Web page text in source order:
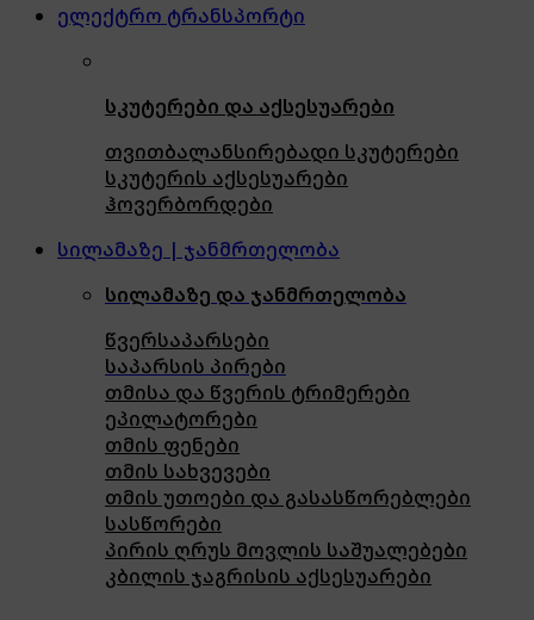
ელექტრო ტრანსპორტი
სკუტერები და აქსესუარები
თვითბალანსირებადი სკუტერები
სკუტერის აქსესუარები
ჰოვერბორდები
სილამაზე | ჯანმრთელობა
სილამაზე და ჯანმრთელობა
წვერსაპარსები
საპარსის პირები
თმისა და წვერის ტრიმერები
ეპილატორები
თმის ფენები
თმის სახვევები
თმის უთოები და გასასწორებლები
სასწორები
პირის ღრუს მოვლის საშუალებები
კბილის ჯაგრისის აქსესუარები